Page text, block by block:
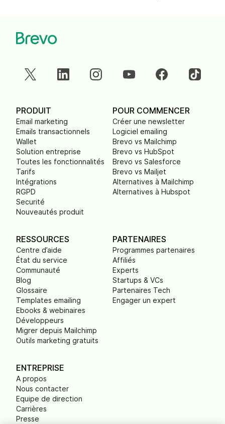
PRODUIT
Email marketing
Emails transactionnels
Wallet
Solution entreprise
Toutes les fonctionnalités
Tarifs
Intégrations
RGPD
Securité
Nouveautés produit
POUR COMMENCER
Créer une newsletter
Logiciel emailing
Brevo vs Mailchimp
Brevo vs HubSpot
Brevo vs Salesforce
Brevo vs Mailjet
Alternatives à Mailchimp
Alternatives à Hubspot
RESSOURCES
Centre d’aide
État du service
Communauté
Blog
Glossaire
Templates emailing
Ebooks & webinaires
Développeurs
Migrer depuis Mailchimp
Outils marketing gratuits
PARTENAIRES
Programmes partenaires
Affiliés
Experts
Startups & VCs
Partenaires Tech
Engager un expert
ENTREPRISE
A propos
Nous contacter
Equipe de direction
Carrières
Presse